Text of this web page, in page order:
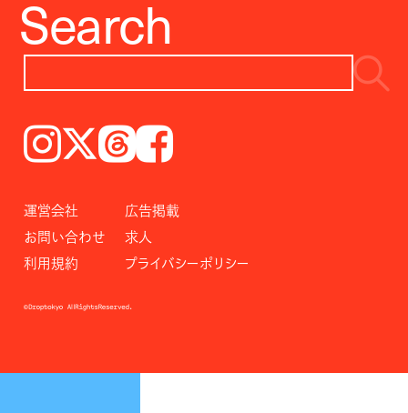
Search
Instagram𝕏ThreadsFacebook
運営会社
広告掲載
お問い合わせ
求人
利用規約
プライバシーポリシー